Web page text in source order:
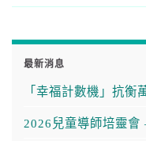
最新消息
「幸福計數機」抗衡
2026兒童導師培靈會